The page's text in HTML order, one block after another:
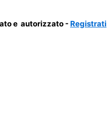
e autorizzato - Registrati